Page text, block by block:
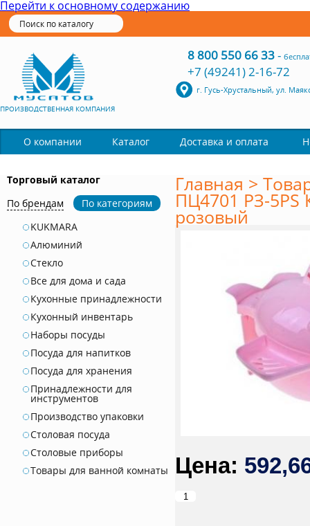
Перейти к основному содержанию
ПРОИЗВОДСТВЕННАЯ КОМПАНИЯ
8 800 550 66 33-
+7 (49241) 2-16-72
г. Гусь-Хрустальный, ул.
О компании Каталог Доставка и оплата
Торговый каталог
По брендам
По категориям
KUKMARA
Алюминий
Стекло
Все для дома и сада
Кухонные принадлежности
Кухонный инвентарь
Наборы посуды
Посуда для напитков
Посуда для хранения
Принадлежности для
инструментов
Производство упаковки
Столовая посуда
Столовые приборы
Товары для ванной комнаты
Главная >
ПЦ4701 РЗ-5РS
розовый